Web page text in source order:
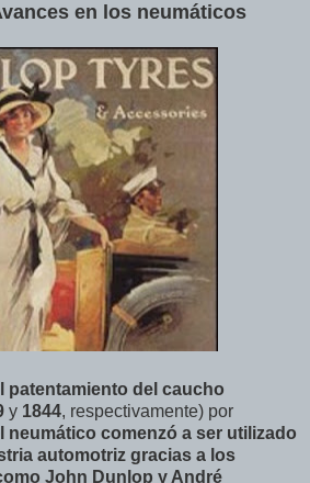
en los neumáticos
patentamiento del caucho
y 1844, respectivamente) por
neumático comenzó a ser utilizado
automotriz gracias a los
John Dunlop y André